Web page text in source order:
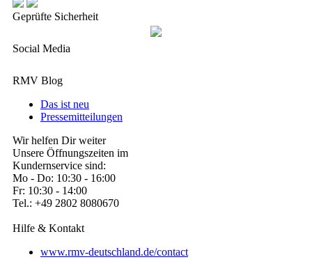
Geprüfte Sicherheit
Social Media
RMV Blog
Das ist neu
Pressemitteilungen
Wir helfen Dir weiter
Unsere Öffnungszeiten im
Kundernservice sind:
Mo - Do: 10:30 - 16:00
Fr: 10:30 - 14:00
Tel.: +49 2802 8080670
Hilfe & Kontakt
www.rmv-deutschland.de/contact